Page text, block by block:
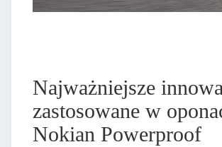
Najważniejsze
zastosowane w
Nokian Powerproof